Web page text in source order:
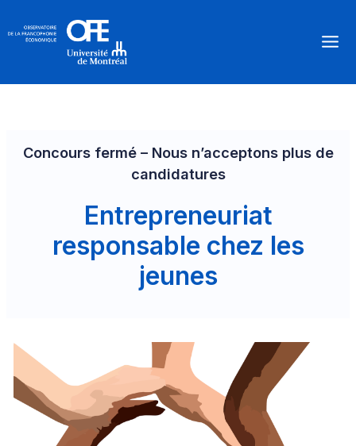
au
Concours fermé – Nous n’acceptons plus de
candidatures
Entrepreneuriat
responsable chez les
jeunes